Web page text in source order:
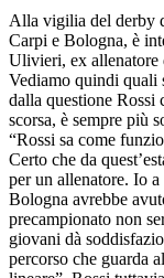
Alla vigilia del derby
Carpi e Bologna, è
Ulivieri, ex allenatore
Vediamo quindi quali
dalla questione Rossi
scorsa, è sempre più
“Rossi sa come
Certo che da
per un allenatore. Io
Bologna avrebbe
precampionato non
giovani dà
percorso che guarda